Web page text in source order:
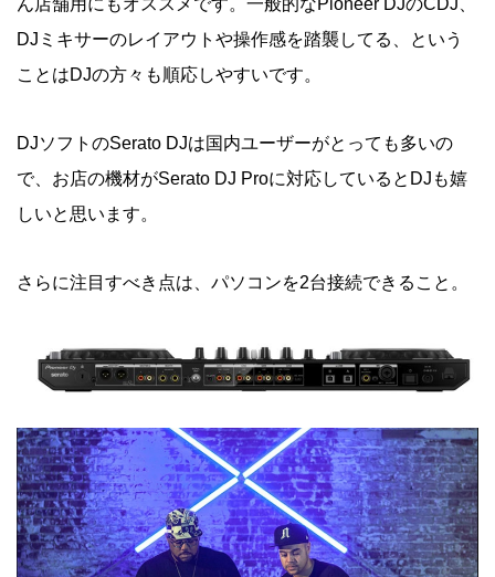
ん店舗用にもオススメです。一般的なPioneer DJのCDJ、
DJミキサーのレイアウトや操作感を踏襲してる、という
ことはDJの方々も順応しやすいです。
DJソフトのSerato DJは国内ユーザーがとっても多いの
で、お店の機材がSerato DJ Proに対応しているとDJも嬉
しいと思います。
さらに注目すべき点は、パソコンを2台接続できること。